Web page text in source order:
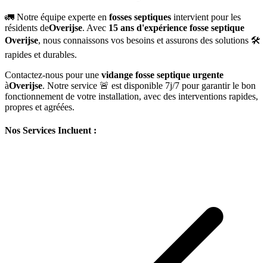
🚛 Notre équipe experte en fosses septiques intervient pour les
résidents deOverijse. Avec 15 ans d'expérience fosse septique
Overijse, nous connaissons vos besoins et assurons des solutions 🛠️
rapides et durables.
Contactez-nous pour une vidange fosse septique urgente
àOverijse. Notre service 🚨 est disponible 7j/7 pour garantir le bon
fonctionnement de votre installation, avec des interventions rapides,
propres et agréées.
Nos Services Incluent :